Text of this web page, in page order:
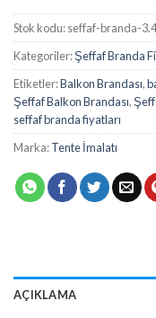
Stok kodu:seffaf-branda-
Kategoriler:Şeffaf Branda
Etiketler:Balkon Brandası,
Şeffaf Balkon Brandası,
seffaf branda fiyatları
Marka:Tente İmalatı
AÇIKLAMA